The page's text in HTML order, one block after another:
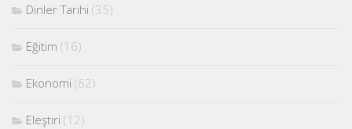
Dinler Tarihi (35)
Eğitim (16)
Ekonomi (62)
Eleştiri (12)